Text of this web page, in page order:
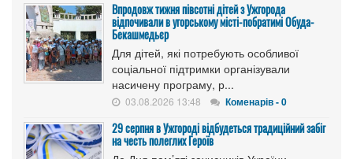
Впродовж тижня півсотні дітей з Ужгорода
відпочивали в угорському місті-побратимі Обуда-
Бекашмедьєр
Для дітей, які потребують особливої
соціальної підтримки організували
насичену програму, р...
03.08.2026 13:48 Коменарів - 0
29 серпня в Ужгороді відбудеться традиційний забіг
на честь полеглих Героїв